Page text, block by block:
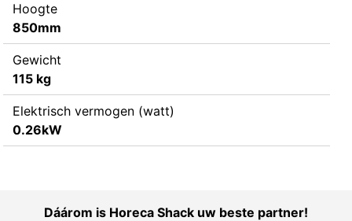
Hoogte
850mm
Gewicht
115 kg
Elektrisch vermogen (watt)
0.26kW
Dáárom is Horeca Shack uw beste partner!